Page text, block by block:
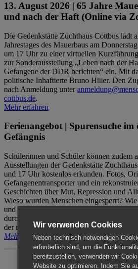
13. August 2026 | 65 Jahre
und nach der Haft (Online via
Die Gedenkstätte Zuchthaus Cottbus lädt
Jahrestages des Mauerbaus am
um 17 Uhr zu einer virtuellen
zur Sonderausstellung „Leben nach der
Gefangene der DDR berichten“ ein. Mit
politische Inhaftierte Bruno Hiller. Den
nach Anmeldung unter
cottbus.de.
Mehr erfahren
Ferienangebot | Spurensuche im
Gefängnis
Schülerinnen und Schüler können zudem
Ausstellungen der Gedenkstätte
und 17 Uhr kostenlos erkunden. Fotos,
Gefangenentransporter und ein
Geschichten über Mut, Repression und
Wieso wurden Menschen eingesperrt?
und nach der Haft? Der Besuch erfolgt
durch das Menschenrechtszentrum
der reguläre Eintritt (8€ / ermäßigt 5€).
Mehr erfahren
Wir verwenden Cookies
Neben technisch notwendigen
erforderlich sind, um die
bereitzustellen, verwenden wir
Website zu optimieren. Indem Sie